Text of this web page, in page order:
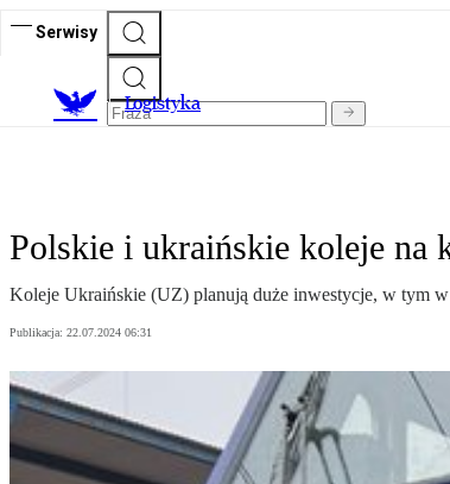
Serwisy
Logistyka
Polskie i ukraińskie koleje na
Koleje Ukraińskie (UZ) planują duże inwestycje, w tym
Publikacja: 22.07.2024 06:31